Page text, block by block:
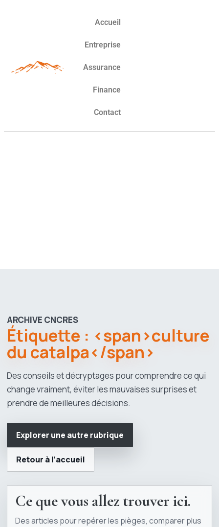
Accueil
Entreprise
Assurance
Finance
Contact
ARCHIVE CNCRES
Étiquette : <span>culture
du catalpa</span>
Des conseils et décryptages pour comprendre ce qui
change vraiment, éviter les mauvaises surprises et
prendre de meilleures décisions.
Explorer une autre rubrique
Retour à l’accueil
Ce que vous allez trouver ici.
Des articles pour repérer les pièges, comparer plus